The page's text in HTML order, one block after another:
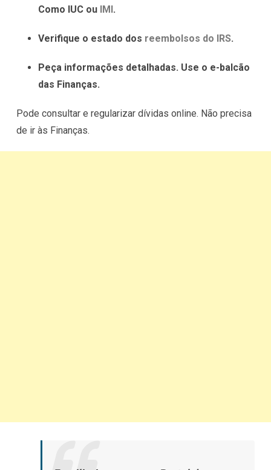
Como IUC ou IMI.
Verifique o estado dos reembolsos do IRS.
Peça informações detalhadas. Use o e-balcão
das Finanças.
Pode consultar e regularizar dívidas online. Não precisa
de ir às Finanças.